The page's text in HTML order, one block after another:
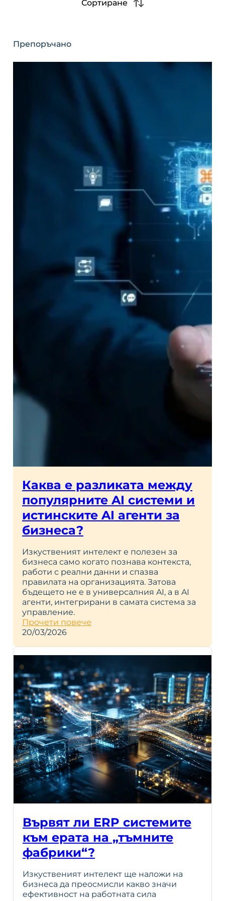
Сортиране
Препоръчано
Каква е разликата между
популярните AI системи и
истинските AI агенти за
бизнеса?
Изкуственият интелект е полезен за
бизнеса само когато познава контекста,
работи с реални данни и спазва
правилата на организацията. Затова
бъдещето не е в универсалния AI, а в AI
агенти, интегрирани в самата система за
управление.
Прочети повече
20/03/2026
Вървят ли ERP системите
към ерата на „тъмните
фабрики“?
Изкуственият интелект ще наложи на
бизнеса да преосмисли какво значи
ефективност на работната сила